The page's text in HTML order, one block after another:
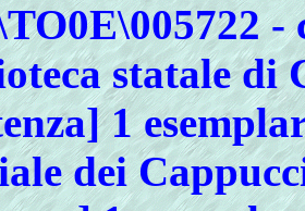
-
statale di
1
dei